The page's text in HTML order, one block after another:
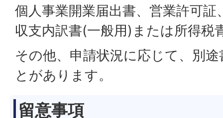
個人事業開業届出書、営業許可証
収支内訳書(一般用)または所得税
その他、申請状況に応じて、別
とがあります。
留意事項